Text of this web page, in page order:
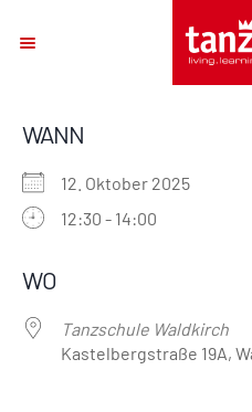
WANN
12. Oktober 2025
12:30 - 14:00
WO
Tanzschule Waldkirch
Kastelbergstraße 19A,